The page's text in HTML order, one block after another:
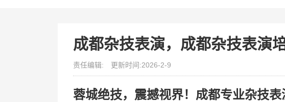
成都杂技表演，成都杂技表演
责任编辑: 更新时间:2026-2-9
蓉城绝技，震撼视界！成都专业杂技表